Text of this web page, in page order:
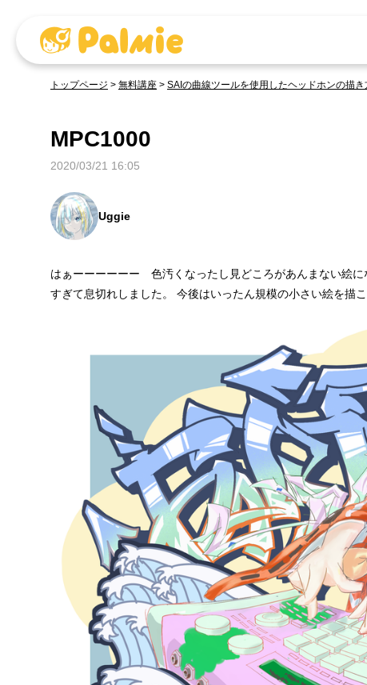
トップページ > 無料講座 > SAIの曲線ツールを使用したヘッドホンの描
MPC1000
2020/03/21 16:05
Uggie
はぁーーーーーー 色汚くなったし見どころがあんまない絵
すぎて息切れしました。 今後はいったん規模の小さい絵を描